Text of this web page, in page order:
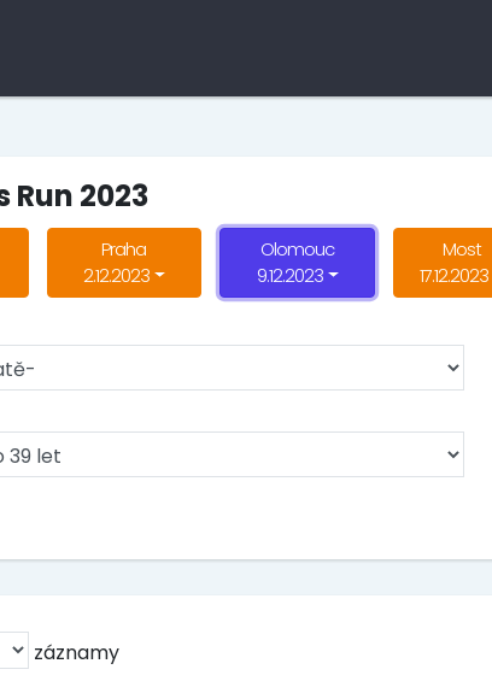
2023
Praha
2.12.2023
Olomouc
9.12.2023
Most
17.12.2023
záznamy